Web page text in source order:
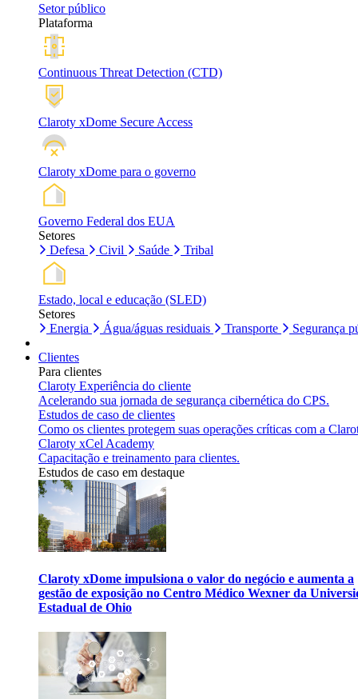
Setor público
Plataforma
Continuous Threat Detection (CTD)
Claroty xDome Secure Access
Claroty xDome para o governo
Governo Federal dos EUA
Setores
Defesa
Civil Saúde Tribal
Estado, local e educação (SLED)
Setores
Energia
Água/águas residuais Transporte Segurança
Clientes
Para clientes
Claroty Experiência do cliente
Acelerando sua jornada de segurança cibernética do CPS.
Estudos de caso de clientes
Como os clientes protegem suas operações críticas com a
Claroty xCel Academy
Capacitação e treinamento para clientes.
Estudos de caso em destaque
Claroty xDome impulsiona o valor do negócio e aumenta a
gestão de exposição no Centro Médico Wexner da
Estadual de Ohio